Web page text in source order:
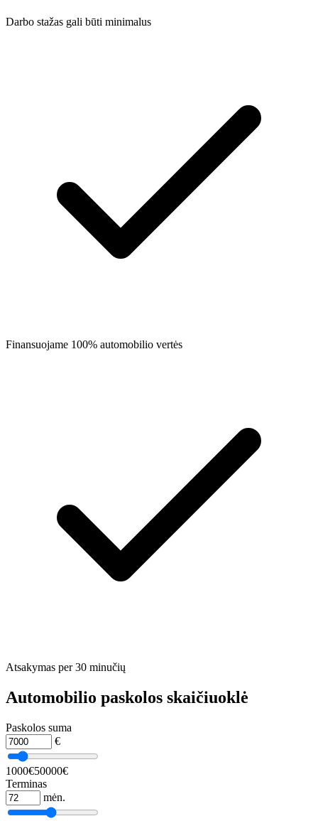
Darbo stažas gali būti minimalus
Finansuojame 100% automobilio vertės
Atsakymas per 30 minučių
Automobilio paskolos skaičiuoklė
Paskolos suma
€
1000€50000€
Terminas
mėn.